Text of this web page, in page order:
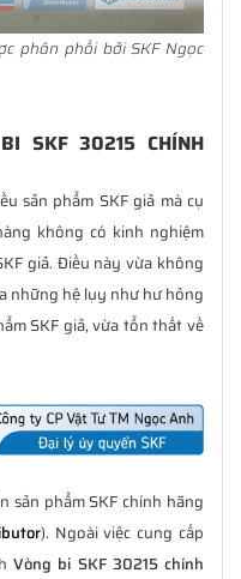
phân phối bởi SKF Ngọc
SKF 30215 CHÍNH
sản phẩm SKF giả mà cụ
không có kinh nghiệm
giả. Điều này vừa không
những hệ lụy như hư hỏng
SKF giả, vừa tổn thất về
sản phẩm SKF chính hãng
). Ngoài việc cung cấp
Vòng bi SKF 30215 chính